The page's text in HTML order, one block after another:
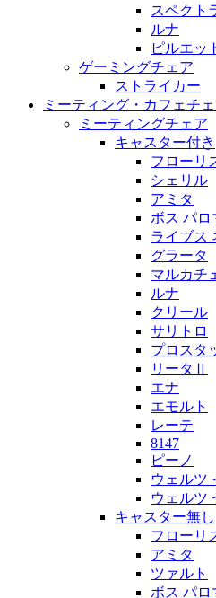
スペクト
ルナ
ピルエッ
ゲーミングチェア
ストライカー
ミーティング・カフェチ
ミーティングチェア
キャスター付き
フローリ
シェリル
アミタ
ボス パロ
ライブス
グラータ
マルカチ
ルナ
クリール
サリトロ
プロスタ
リータⅡ
エナ
エモルト
レーテ
8147
ピーノ
ウェルツ
ウェルツ
キャスター無し
フローリ
アミタ
ツァルト
ボス パロ